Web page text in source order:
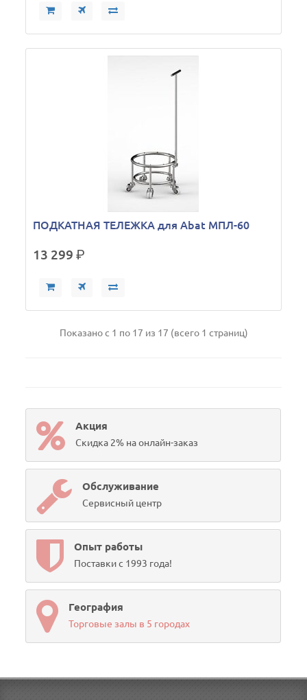
ПОДКАТНАЯ ТЕЛЕЖКА для Abat МПЛ-60
13 299р.
Показано с 1 по 17 из 17 (всего 1 страниц)
Акция
Скидка 2% на онлайн-заказ
Обслуживание
Сервисный центр
Опыт работы
Поставки с 1993 года!
География
Торговые залы в 5 городах